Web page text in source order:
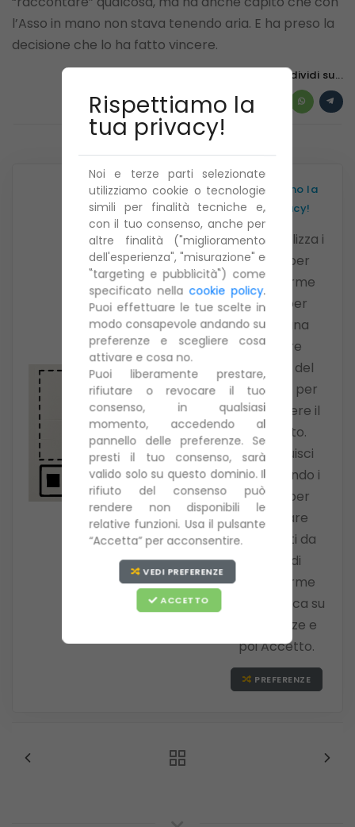
l’Asso in mano non stava tenendo aria. E ha preso la
decisione che lo ha fatto vincere.
Se ti è piaciuto questo articolo, condividi su...
Rispettiamo la
tua privacy!
PitClub utilizza i
cookie per
piattaforme
social per
offrirti una
migliore
fruizione del
servizio e per
far crescere il
progetto.
Contribuisci
autorizzando i
cookie per
visulizzare
contenuti da
parte di
piattaforme
social. Clicca su
Preferenze e
poi Accetto.
PREFERENZE
Rispettiamo la
tua privacy!
Noi e terze parti selezionate
utilizziamo cookie o tecnologie
simili per finalità tecniche e,
con il tuo consenso, anche per
altre finalità ("miglioramento
dell'esperienza", "misurazione" e
"targeting e pubblicità") come
specificato nellacookie policy.
Puoi effettuare le tue scelte in
modo consapevole andando su
preferenze e scegliere cosa
attivare e cosa no.
Puoi liberamente prestare,
rifiutare o revocare il tuo
consenso, in qualsiasi
momento, accedendo al
pannello delle preferenze. Se
presti il tuo consenso, sarà
valido solo su questo dominio. Il
rifiuto del consenso può
rendere non disponibili le
relative funzioni. Usa il pulsante
“Accetta” per acconsentire.
VEDI PREFERENZE
ACCETTO